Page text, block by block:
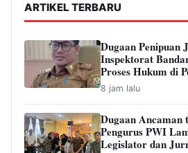
ARTIKEL TERBARU
Dugaan Penipuan
Inspektorat
Proses Hukum di
8 jam lalu
Dugaan Ancaman
Pengurus PWI
Legislator dan